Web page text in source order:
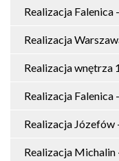
Realizacja
Realizacja
Realizacja wnętrza 1
Realizacja
Realizacja Józefów
Realizacja Michalin